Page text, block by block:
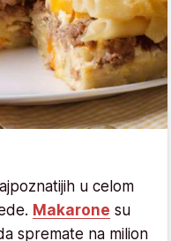
u celom
Makarone su
spremate na milion